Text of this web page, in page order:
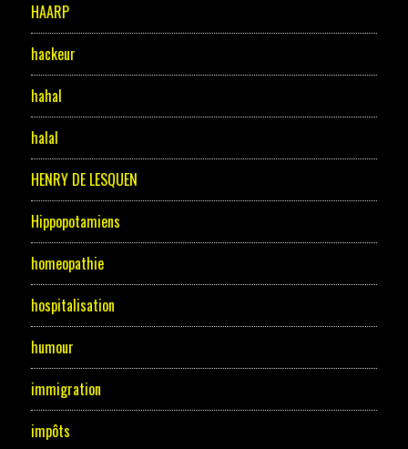
HAARP
hackeur
hahal
halal
HENRY DE LESQUEN
Hippopotamiens
homeopathie
hospitalisation
humour
immigration
impôts